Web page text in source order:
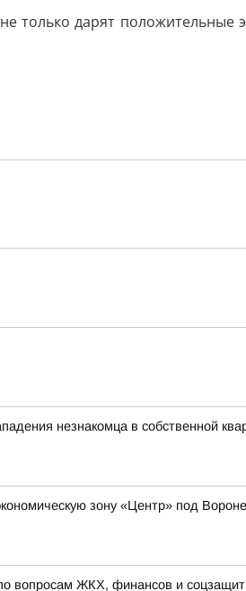
только дарят
незнакомца в собственной
зону «Центр» под
вопросам ЖКХ, финансов и